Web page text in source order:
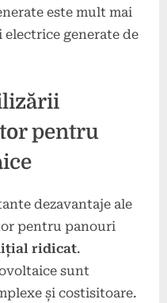
este mult mai
electrice generate de
pentru
dezavantaje ale
pentru panouri
ridicat.
sunt
și costisitoare.